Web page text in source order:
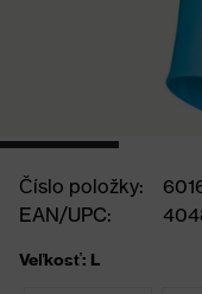
Číslo položky:
EAN/UPC:
Veľkosť: L